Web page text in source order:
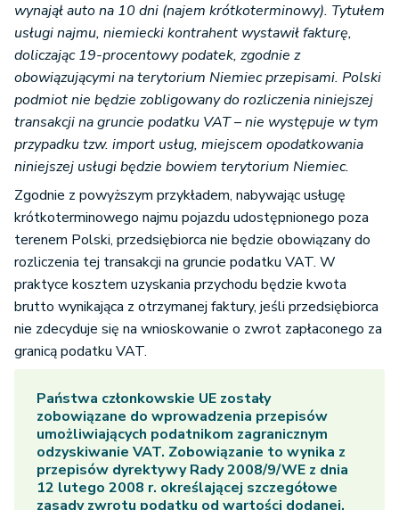
wynajął auto na 10 dni (najem krótkoterminowy). Tytułem
usługi najmu, niemiecki kontrahent wystawił fakturę,
doliczając 19-procentowy podatek, zgodnie z
obowiązującymi na terytorium Niemiec przepisami. Polski
podmiot nie będzie zobligowany do rozliczenia niniejszej
transakcji na gruncie podatku VAT – nie występuje w tym
przypadku tzw. import usług, miejscem opodatkowania
niniejszej usługi będzie bowiem terytorium Niemiec.
Zgodnie z powyższym przykładem, nabywając usługę
krótkoterminowego najmu pojazdu udostępnionego poza
terenem Polski, przedsiębiorca nie będzie obowiązany do
rozliczenia tej transakcji na gruncie podatku VAT. W
praktyce kosztem uzyskania przychodu będzie kwota
brutto wynikająca z otrzymanej faktury, jeśli przedsiębiorca
nie zdecyduje się na wnioskowanie o zwrot zapłaconego za
granicą podatku VAT.
Państwa członkowskie UE zostały
zobowiązane do wprowadzenia przepisów
umożliwiających podatnikom zagranicznym
odzyskiwanie VAT. Zobowiązanie to wynika z
przepisów dyrektywy Rady 2008/9/WE z dnia
12 lutego 2008 r. określającej szczegółowe
zasady zwrotu podatku od wartości dodanej,